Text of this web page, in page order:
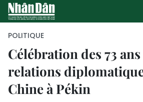
PAGE
POLITIQUE
POLITIQUE
Célébration des 73
relations
Chine à Pékin